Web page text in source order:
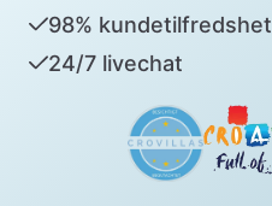
98% kundetilfredshet
24/7 livechat